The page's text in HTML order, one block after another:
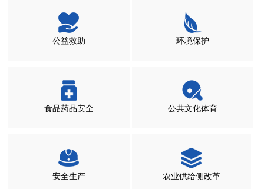
公益救助 环境保护
食品药品安全 公共文化体育
安全生产 农业供给侧改革